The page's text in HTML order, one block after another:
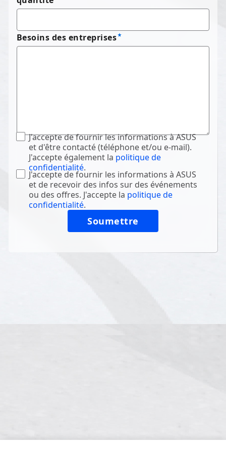
Besoins des entreprises
J'accepte de fournir les informations à ASUS
et d'être contacté (téléphone et/ou e-mail).
J'accepte également la politique de
confidentialité.
J'accepte de fournir les informations à ASUS
et de recevoir des infos sur des événements
ou des offres. J'accepte la politique de
confidentialité.